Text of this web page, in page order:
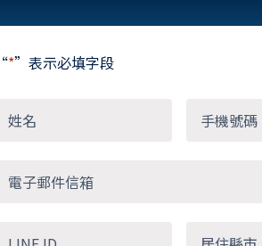
“*”表示必填字段